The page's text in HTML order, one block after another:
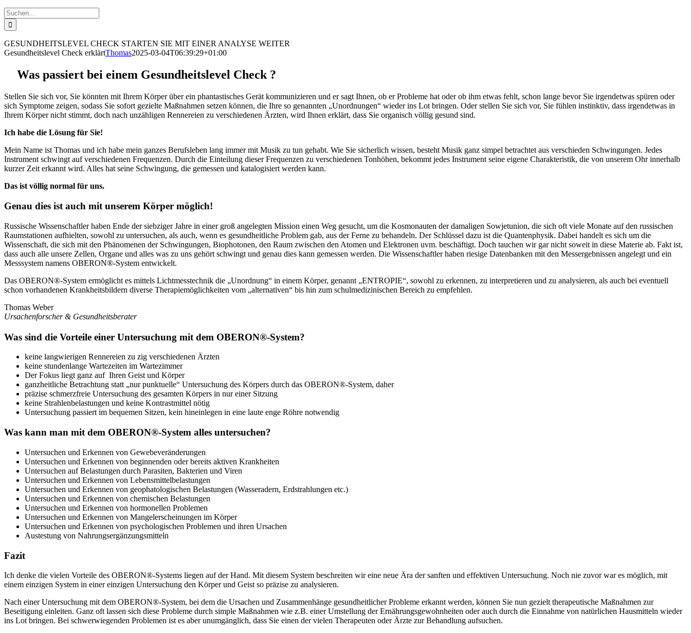
Suche
nach:
GESUNDHEITSLEVEL CHECK STARTEN SIE MIT EINER ANALYSE WEITER
Gesundheitslevel Check erklärtThomas2025-03-04T06:39:29+01:00
Was passiert bei einem Gesundheitslevel Check ?
Stellen Sie sich vor, Sie könnten mit Ihrem Körper über ein phantastisches Gerät kommunizieren und er sagt Ihnen, ob er Probleme hat oder ob ihm etwas fehlt, schon lange bevor Sie irgendetwas spüren oder
sich Symptome zeigen, sodass Sie sofort gezielte Maßnahmen setzen können, die Ihre so genannten „Unordnungen“ wieder ins Lot bringen. Oder stellen Sie sich vor, Sie fühlen instinktiv, dass irgendetwas in
Ihrem Körper nicht stimmt, doch nach unzähligen Rennereien zu verschiedenen Ärzten, wird Ihnen erklärt, dass Sie organisch völlig gesund sind.
Ich habe die Lösung für Sie!
Mein Name ist Thomas und ich habe mein ganzes Berufsleben lang immer mit Musik zu tun gehabt. Wie Sie sicherlich wissen, besteht Musik ganz simpel betrachtet aus verschieden Schwingungen. Jedes
Instrument schwingt auf verschiedenen Frequenzen. Durch die Einteilung dieser Frequenzen zu verschiedenen Tonhöhen, bekommt jedes Instrument seine eigene Charakteristik, die von unserem Ohr innerhalb
kurzer Zeit erkannt wird. Alles hat seine Schwingung, die gemessen und katalogisiert werden kann.
Das ist völlig normal für uns.
Genau dies ist auch mit unserem Körper möglich!
Russische Wissenschaftler haben Ende der siebziger Jahre in einer groß angelegten Mission einen Weg gesucht, um die Kosmonauten der damaligen Sowjetunion, die sich oft viele Monate auf den russischen
Raumstationen aufhielten, sowohl zu untersuchen, als auch, wenn es gesundheitliche Problem gab, aus der Ferne zu behandeln. Der Schlüssel dazu ist die Quantenphysik. Dabei handelt es sich um die
Wissenschaft, die sich mit den Phänomenen der Schwingungen, Biophotonen, den Raum zwischen den Atomen und Elektronen uvm. beschäftigt. Doch tauchen wir gar nicht soweit in diese Materie ab. Fakt ist,
dass auch alle unsere Zellen, Organe und alles was zu uns gehört schwingt und genau dies kann gemessen werden. Die Wissenschaftler haben riesige Datenbanken mit den Messergebnissen angelegt und ein
Messsystem namens OBERON®-System entwickelt.
Das OBERON®-System ermöglicht es mittels Lichtmesstechnik die „Unordnung“ in einem Körper, genannt „ENTROPIE“, sowohl zu erkennen, zu interpretieren und zu analysieren, als auch bei eventuell
schon vorhandenen Krankheitsbildern diverse Therapiemöglichkeiten vom „alternativen“ bis hin zum schulmedizinischen Bereich zu empfehlen.
Thomas Weber
Ursachenforscher & Gesundheitsberater
Was sind die Vorteile einer Untersuchung mit dem OBERON®-System?
keine langwierigen Rennereien zu zig verschiedenen Ärzten
keine stundenlange Wartezeiten im Wartezimmer
Der Fokus liegt ganz auf Ihren Geist und Körper
ganzheitliche Betrachtung statt „nur punktuelle“ Untersuchung des Körpers durch das OBERON®-System, daher
präzise schmerzfreie Untersuchung des gesamten Körpers in nur einer Sitzung
keine Strahlenbelastungen und keine Kontrastmittel nötig
Untersuchung passiert im bequemen Sitzen, kein hineinlegen in eine laute enge Röhre notwendig
Was kann man mit dem OBERON®-System alles untersuchen?
Untersuchen und Erkennen von Gewebeveränderungen
Untersuchen und Erkennen von beginnenden oder bereits aktiven Krankheiten
Untersuchen auf Belastungen durch Parasiten, Bakterien und Viren
Untersuchen und Erkennen von Lebensmittelbelastungen
Untersuchen und Erkennen von geophatologischen Belastungen (Wasseradern, Erdstrahlungen etc.)
Untersuchen und Erkennen von chemischen Belastungen
Untersuchen und Erkennen von hormonellen Problemen
Untersuchen und Erkennen von Mangelerscheinungen im Körper
Untersuchen und Erkennen von psychologischen Problemen und ihren Ursachen
Austestung von Nahrungsergänzungsmitteln
Fazit
Ich denke die vielen Vorteile des OBERON®-Systems liegen auf der Hand. Mit diesem System beschreiten wir eine neue Ära der sanften und effektiven Untersuchung. Noch nie zuvor war es möglich, mit
einem einzigen System in einer einzigen Untersuchung den Körper und Geist so präzise zu analysieren.
Nach einer Untersuchung mit dem OBERON®-System, bei dem die Ursachen und Zusammenhänge gesundheitlicher Probleme erkannt werden, können Sie nun gezielt therapeutische Maßnahmen zur
Beseitigung einleiten. Ganz oft lassen sich diese Probleme durch simple Maßnahmen wie z.B. einer Umstellung der Ernährungsgewohnheiten oder auch durch die Einnahme von natürlichen Hausmitteln wieder
ins Lot bringen. Bei schwerwiegenden Problemen ist es aber unumgänglich, dass Sie einen der vielen Therapeuten oder Ärzte zur Behandlung aufsuchen.